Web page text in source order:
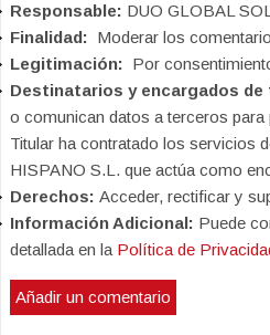
Responsable: DUO GLOBAL
Finalidad: Moderar los
Legitimación: Por
Destinatarios y encargados
o comunican datos a terceros
Titular ha contratado los servicios
HISPANO S.L. que actúa como
Derechos: Acceder, rectificar y
Información Adicional: Puede
detallada en la Política de